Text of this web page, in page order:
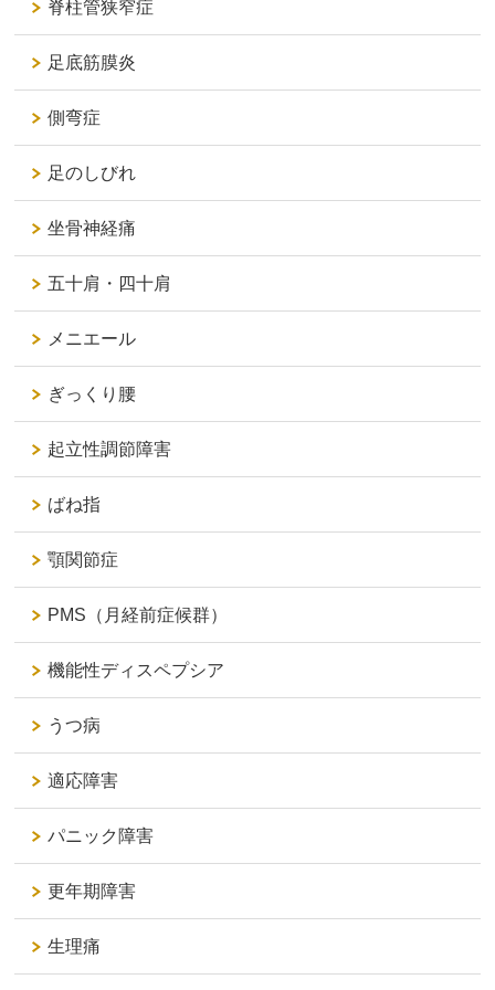
脊柱管狭窄症
足底筋膜炎
側弯症
足のしびれ
坐骨神経痛
五十肩・四十肩
メニエール
ぎっくり腰
起立性調節障害
ばね指
顎関節症
PMS（月経前症候群）
機能性ディスペプシア
うつ病
適応障害
パニック障害
更年期障害
生理痛